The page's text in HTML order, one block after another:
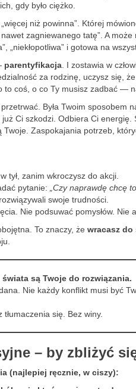
gdy było ciężko.
niż powinna”. Której
zagniewanego tatę”. A
„niekłopotliwa” i gotowa na
parentyfikacja . I zostawia w
za rodzinę, uczysz się,
coś, o co Ty musisz zadbać —
Była Twoim
Ci szkodzi. Odbiera Ci energię.
Zaspokajania potrzeb,
tył, zanim wkroczysz do akcji.
pytanie:
„Czy naprawdę chcę
swoje trudności.
Nie podsuwać pomysłów. Nie
To znaczy, że wracasz do
są Twoje do rozwiązania.
Nie każdy konflikt musi być
się. Bez winy.
– by zbliżyć
(najlepiej ręcznie, w ciszy):